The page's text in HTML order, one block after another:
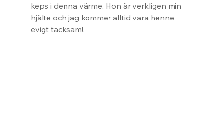
keps i denna värme. Hon är verkligen min
hjälte och jag kommer alltid vara henne
evigt tacksam!.